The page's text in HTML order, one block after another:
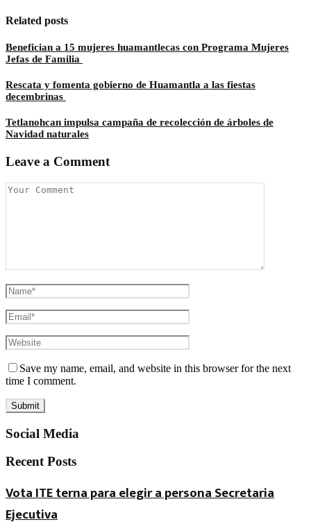
Related posts
Benefician a 15 mujeres huamantlecas con Programa Mujeres
Jefas de Familia
Rescata y fomenta gobierno de Huamantla a las fiestas
decembrinas
Tetlanohcan impulsa campaña de recolección de árboles de
Navidad naturales
Leave a Comment
Save my name, email, and website in this browser for the next
time I comment.
Social Media
Recent Posts
Vota ITE terna para elegir a persona Secretaria
Ejecutiva